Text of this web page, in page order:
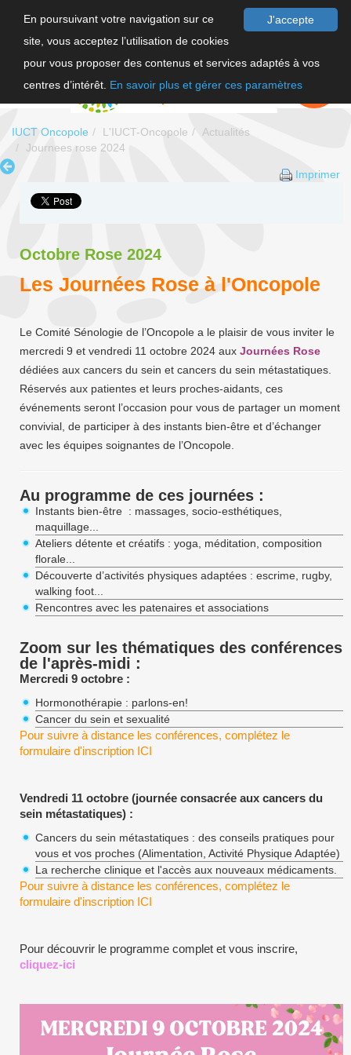
J'accepte
En poursuivant votre navigation sur ce
site, vous acceptez l’utilisation de cookies
pour vous proposer des contenus et services adaptés à vos
centres d’intérêt. En savoir plus et gérer ces paramètres
FAIRE UN
DON
IUCT Oncopole L'IUCT-Oncopole
Actualités
Journees rose 2024
Imprimer
Octobre Rose 2024
Les Journées Rose à l'Oncopole
Le Comité Sénologie de l’Oncopole a le plaisir de vous inviter le
mercredi 9 et vendredi 11 octobre 2024 aux Journées Rose
dédiées aux cancers du sein et cancers du sein métastatiques.
Réservés aux patientes et leurs proches-aidants, ces
événements seront l’occasion pour vous de partager un moment
convivial, de participer à des instants bien-être et d’échanger
avec les équipes soignantes de l’Oncopole.
Au programme de ces journées :
Instants bien-être : massages, socio-esthétiques,
maquillage...
Ateliers détente et créatifs : yoga, méditation, composition
florale...
Découverte d’activités physiques adaptées : escrime, rugby,
walking foot...
Rencontres avec les patenaires et associations
Zoom sur les thématiques des conférences
de l'après-midi :
Mercredi 9 octobre :
Hormonothérapie : parlons-en!
Cancer du sein et sexualité
Pour suivre à distance les conférences, complétez le
formulaire d'inscription ICI
Vendredi 11 octobre (journée consacrée aux cancers du
sein métastatiques) :
Cancers du sein métastatiques : des conseils pratiques pour
vous et vos proches (Alimentation, Activité Physique Adaptée)
La recherche clinique et l'accès aux nouveaux médicaments.
Pour suivre à distance les conférences, complétez le
formulaire d'inscription ICI
Pour découvrir le programme complet et vous inscrire,
cliquez-ici